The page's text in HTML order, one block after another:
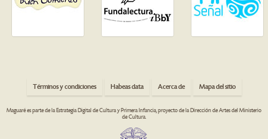
Términos y condiciones Habeas data Acerca de Mapa del sitio
Maguaré es parte de la Estrategia Digital de Cultura y Primera Infancia, proyecto de la Dirección de Artes del Ministerio
de Cultura.